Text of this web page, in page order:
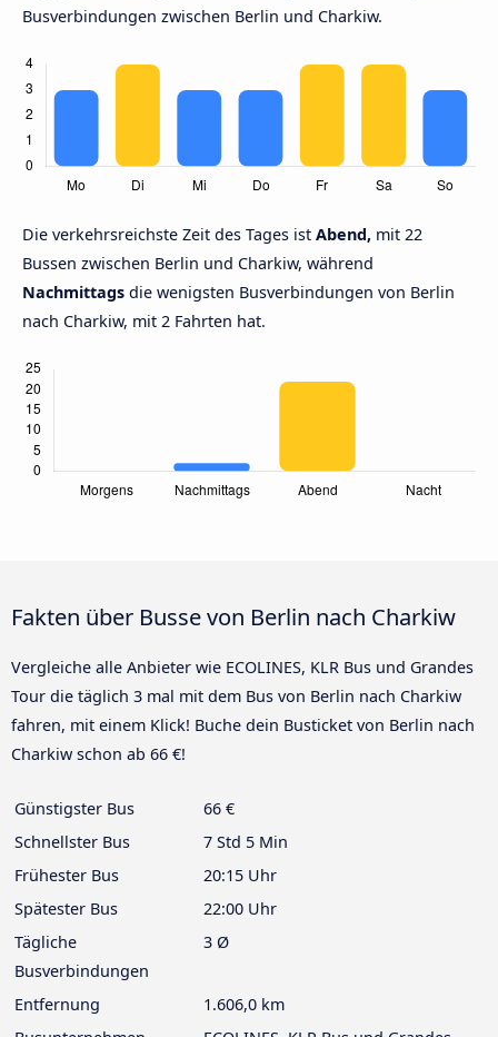
Busverbindungen zwischen Berlin und Charkiw.
Die verkehrsreichste Zeit des Tages ist Abend, mit 22
Bussen zwischen Berlin und Charkiw, während
Nachmittags die wenigsten Busverbindungen von Berlin
nach Charkiw, mit 2 Fahrten hat.
Fakten über Busse von Berlin nach Charkiw
Vergleiche alle Anbieter wie ECOLINES, KLR Bus und Grandes
Tour die täglich 3 mal mit dem Bus von Berlin nach Charkiw
fahren, mit einem Klick! Buche dein Busticket von Berlin nach
Charkiw schon ab 66 €!
Günstigster Bus
66 €
Schnellster Bus
7 Std 5 Min
Frühester Bus
20:15 Uhr
Spätester Bus
22:00 Uhr
Tägliche
Busverbindungen
3 Ø
Entfernung
1.606,0 km